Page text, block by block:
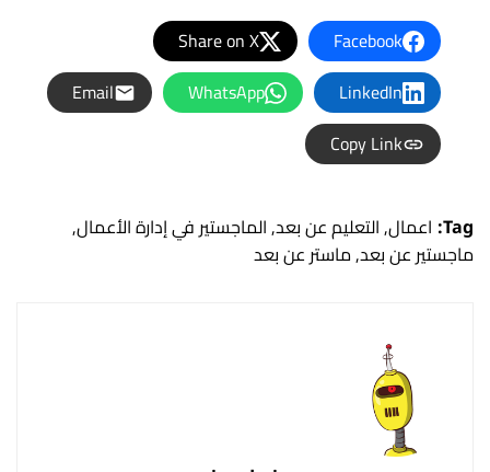
Facebook
Share on X
LinkedIn
WhatsApp
Email
Copy Link
Tag: اعمال,التعليم عن بعد,الماجستير في إدارة الأعمال,
ماجستير عن بعد,ماستر عن بعد